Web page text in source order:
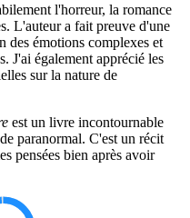
l'horreur, la romance
L'auteur a fait preuve d'une
des émotions complexes et
J'ai également apprécié les
sur la nature de
est un livre incontournable
paranormal. C'est un récit
pensées bien après avoir